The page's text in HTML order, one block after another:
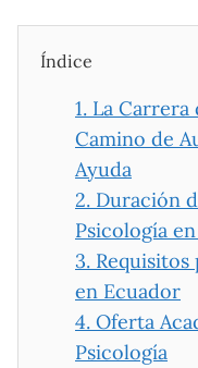
Índice
1. La Carrera
Camino de
Ayuda
2. Duración
Psicología
3. Requisitos
en Ecuador
4. Oferta
Psicología